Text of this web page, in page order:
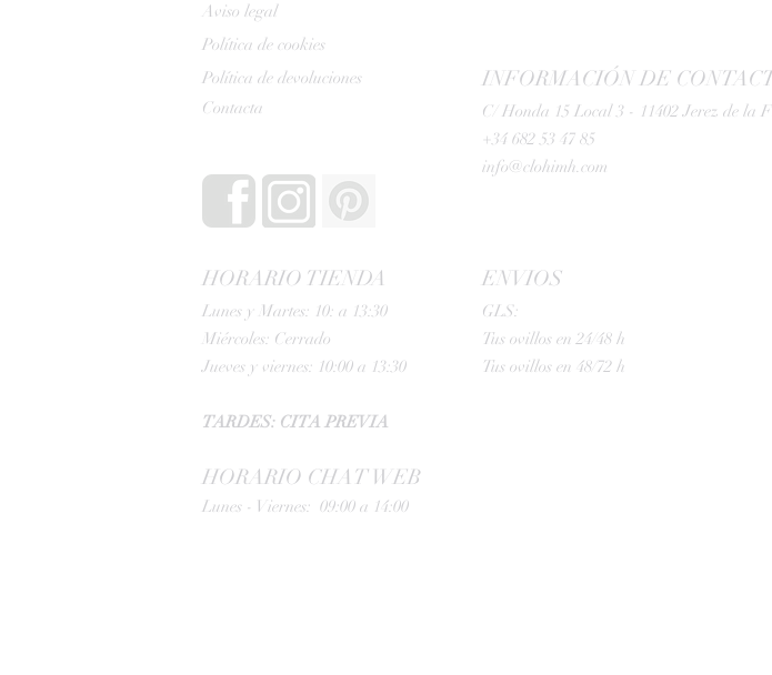
Aviso legal
Política de cookies
Política de devoluciones
Contacta
INFORMACIÓN DE
C/ Honda 15 Local 3 - 11402 Jerez de la
+34 682 53 47 85
info@clohimh.com
HORARIO TIENDA
Lunes y Martes: 10: a 13:30
Miércoles: Cerrado
Jueves y viernes: 10:00 a 13:30
TARDES: CITA PREVIA
HORARIO CHAT WEB
Lunes - Viernes: 09:00 a 14:00
ENVIOS
GLS:
Tus ovillos en 24/48 h
Tus ovillos en 48/72 h